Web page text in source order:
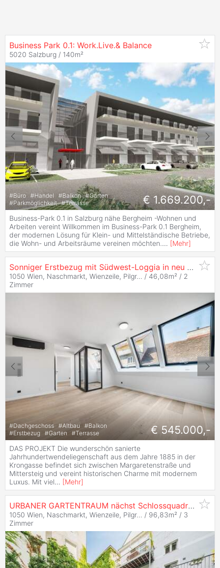
Business Park 0.1: Work.Live.& Balance
5020 Salzburg / 140m²
#Büro #Handel #Balkon #Garten
#Parkmöglichkeit #Terrasse € 1.669.200,-
Business-Park 0.1 in Salzburg nähe Bergheim -Wohnen und
Arbeiten vereint Willkommen im Business-Park 0.1 Bergheim,
der modernen Lösung für Klein- und Mittelständische Betriebe,
die Wohn- und Arbeitsräume vereinen möchten.... [Mehr]
Sonniger Erstbezug mit Südwest-Loggia in neu ausgebautem Dachgeschoß!
1050 Wien, Naschmarkt, Wienzeile, Pilgr... / 46,08m² / 2
Zimmer
#Dachgeschoss #Altbau #Balkon
#Erstbezug #Garten #Terrasse € 545.000,-
DAS PROJEKT Die wunderschön sanierte
Jahrhundertwendeliegenschaft aus dem Jahre 1885 in der
Krongasse befindet sich zwischen Margaretenstraße und
Mittersteig und vereint historischen Charme mit modernem
Luxus. Mit viel... [Mehr]
URBANER GARTENTRAUM nächst Schlossquadrat! Hofseitiger Drei-Zimmer-Erstbezug mit Terrasse und Eigengarten
1050 Wien, Naschmarkt, Wienzeile, Pilgr... / 96,83m² / 3
Zimmer